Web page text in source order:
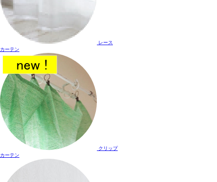
レース
カーテン
クリップ
カーテン